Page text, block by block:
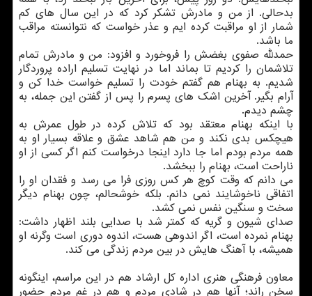
بدحالی. از من و مادرش تشكر كرد كه در این سال های كم
شمار از او مراقبت كرده ایم و عذر خواست كه نتوانسته مراقب
ما باشد.
حمدلله صفوی بغضش را فروخورد و افزود: من و مادرش تمام
تلاشمان را كردیم تا بماند اما در نهایت تسلیم اراده پروردگار
شدیم. به بهنام هم گفتم خودت را تسلیم خواست خدا كن و
آرام بگیر. آخرین اشك های پسرم را پس از گفتن این جمله، به
چشم دیدم.
با اینكه بهنام معتقد بود كه تلاش كرده در طول عمرش به
هیچكس بدی نكند و من هم شاهد عشق و علاقه بسیار او به
همه مردم بودم اما جا دارد اینجا درخواست كنم اگر كسی از او
ناراحت است، بهنام را ببخشد.
می دانم كه وقت كوچ هر كس روزی فرا می رسد و فقدان او را
اتفاقی ناخوشایند نمی دانم. بلكه خوشحالم، چون بهنام دیگر
سخت و سنگین نفس نمی كشد.
صدای شیون و گریه كه كمتر شد با صدایی بلند اظهار داشت:
بهنام نمرده است، اگر اندوهی هست، اندوه دوری است وگرنه او
همیشه، با آهنگ هایش در بین مردم زندگی می كند.
معاون فرهنگی هنری اداره كل ارشاد هم در این مراسم، اینگونه
سخن راند؛ آنها هم در شادی مردم و هم در غم مردم حضور